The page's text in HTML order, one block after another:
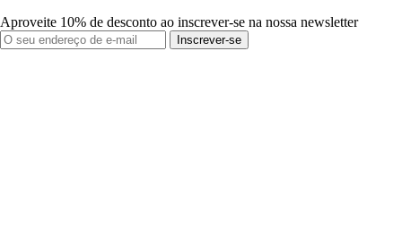
Aproveite 10% de desconto ao inscrever-se na nossa newsletter
Inscrever-se